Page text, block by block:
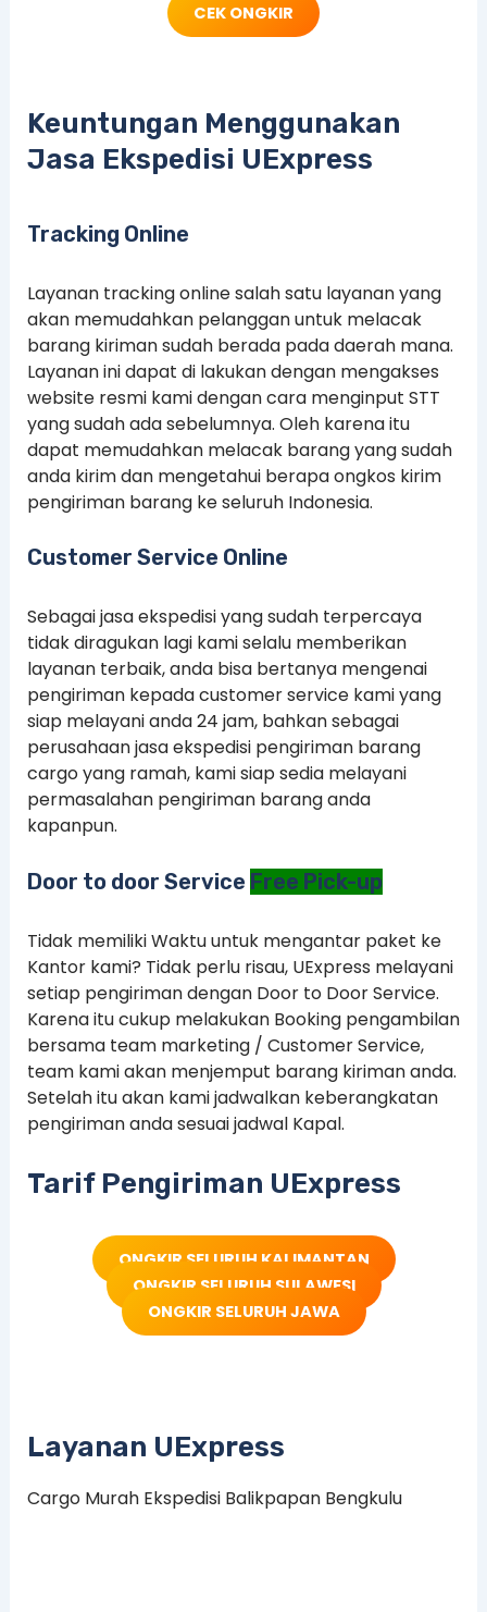
CEK ONGKIR
Keuntungan Menggunakan
Jasa Ekspedisi UExpress
Tracking Online
Layanan tracking online salah satu layanan yang
akan memudahkan pelanggan untuk melacak
barang kiriman sudah berada pada daerah mana.
Layanan ini dapat di lakukan dengan mengakses
website resmi kami dengan cara menginput STT
yang sudah ada sebelumnya. Oleh karena itu
dapat memudahkan melacak barang yang sudah
anda kirim dan mengetahui berapa ongkos kirim
pengiriman barang ke seluruh Indonesia.
Customer Service Online
Sebagai jasa ekspedisi yang sudah terpercaya
tidak diragukan lagi kami selalu memberikan
layanan terbaik, anda bisa bertanya mengenai
pengiriman kepada customer service kami yang
siap melayani anda 24 jam, bahkan sebagai
perusahaan jasa ekspedisi pengiriman barang
cargo yang ramah, kami siap sedia melayani
permasalahan pengiriman barang anda
kapanpun.
Door to door Service Free Pick-up
Tidak memiliki Waktu untuk mengantar paket ke
Kantor kami? Tidak perlu risau, UExpress melayani
setiap pengiriman dengan Door to Door Service.
Karena itu cukup melakukan Booking pengambilan
bersama team marketing / Customer Service,
team kami akan menjemput barang kiriman anda.
Setelah itu akan kami jadwalkan keberangkatan
pengiriman anda sesuai jadwal Kapal.
Tarif Pengiriman UExpress
ONGKIR SELURUH KALIMANTAN
ONGKIR SELURUH SULAWESI
ONGKIR SELURUH JAWA
Layanan UExpress
Cargo Murah Ekspedisi Balikpapan Bengkulu